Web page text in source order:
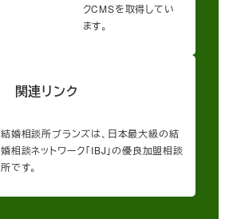
クCMSを取得してい
ます。
関連リンク
結婚相談所ブランズは、日本最大級の結
婚相談ネットワーク「IBJ」の優良加盟相談
所です。